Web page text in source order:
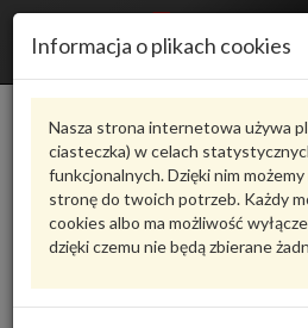
Informacja o plikach cookies
Nasza strona internetowa używa
ciasteczka) w celach
funkcjonalnych. Dzięki nim
stronę do twoich potrzeb. Każdy
cookies albo ma możliwość
dzięki czemu nie będą zbierane
Karta produktu
4M0807329VAG
VAG - produkt oryginalny VW AUDI SEAT
TA MA MOCU 4M0807329